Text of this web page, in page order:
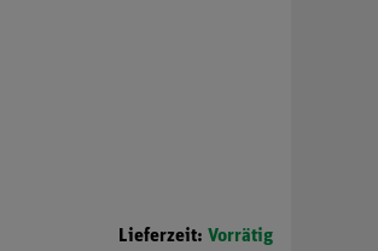
Lieferzeit: Vorrätig